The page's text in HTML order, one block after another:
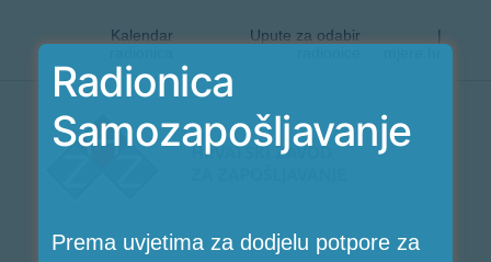
Kalendar
Upute za odabir
|
Preskoči
Radionice
Radionica
Samozapošljavanje
Prema uvjetima za dodjelu potpore za